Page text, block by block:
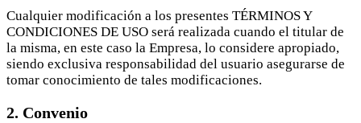
Cualquier modificación a los presentes TÉRMINOS Y
CONDICIONES DE USO será realizada cuando el titular de
la misma, en este caso la Empresa, lo considere apropiado,
siendo exclusiva responsabilidad del usuario asegurarse de
tomar conocimiento de tales modificaciones.
2. Convenio